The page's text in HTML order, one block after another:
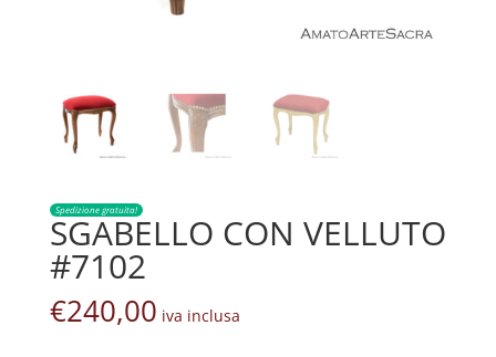
Spedizione gratuita!
SGABELLO CON VELLUTO
#7102
€240,00 iva inclusa